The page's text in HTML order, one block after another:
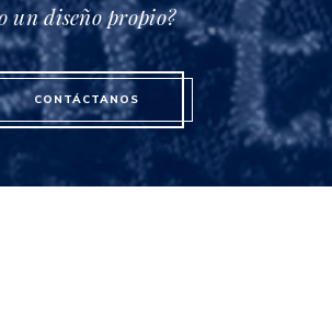
un diseño propio?
CONTÁCTANOS